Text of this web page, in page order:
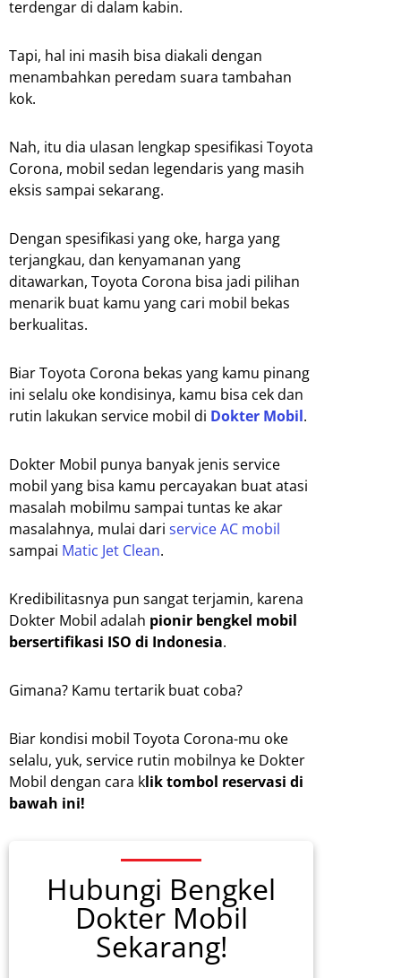
terdengar di dalam kabin.
Tapi, hal ini masih bisa diakali dengan
menambahkan peredam suara tambahan
kok.
Nah, itu dia ulasan lengkap spesifikasi Toyota
Corona, mobil sedan legendaris yang masih
eksis sampai sekarang.
Dengan spesifikasi yang oke, harga yang
terjangkau, dan kenyamanan yang
ditawarkan, Toyota Corona bisa jadi pilihan
menarik buat kamu yang cari mobil bekas
berkualitas.
Biar Toyota Corona bekas yang kamu pinang
ini selalu oke kondisinya, kamu bisa cek dan
rutin lakukan service mobil di Dokter Mobil.
Dokter Mobil punya banyak jenis service
mobil yang bisa kamu percayakan buat atasi
masalah mobilmu sampai tuntas ke akar
masalahnya, mulai dari service AC mobil
sampai Matic Jet Clean.
Kredibilitasnya pun sangat terjamin, karena
Dokter Mobil adalah pionir bengkel mobil
bersertifikasi ISO di Indonesia.
Gimana? Kamu tertarik buat coba?
Biar kondisi mobil Toyota Corona-mu oke
selalu, yuk, service rutin mobilnya ke Dokter
Mobil dengan cara klik tombol reservasi di
bawah ini!
Hubungi Bengkel
Dokter Mobil
Sekarang!